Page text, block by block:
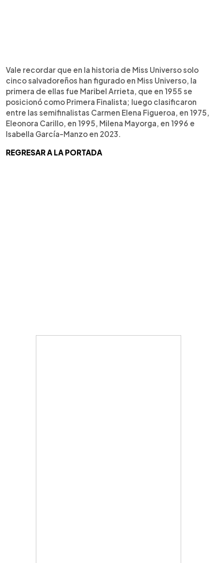
Vale recordar que en la historia de Miss Universo solo
cinco salvadoreños han figurado en Miss Universo, la
primera de ellas fue Maribel Arrieta, que en 1955 se
posicionó como Primera Finalista; luego clasificaron
entre las semifinalistas Carmen Elena Figueroa, en 1975,
Eleonora Carillo, en 1995, Milena Mayorga, en 1996 e
Isabella García-Manzo en 2023.
REGRESAR A LA PORTADA